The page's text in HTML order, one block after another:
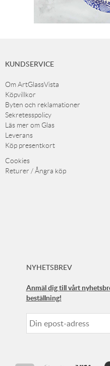
KUNDSERVICE
Om ArtGlassVista
Köpvillkor
Byten och reklamationer
Sekretesspolicy
Läs mer om Glas
Leverans
Köp presentkort
Cookies
Returer / Ångra köp
NYHETSBREV
Anmäl dig till vårt
beställning!